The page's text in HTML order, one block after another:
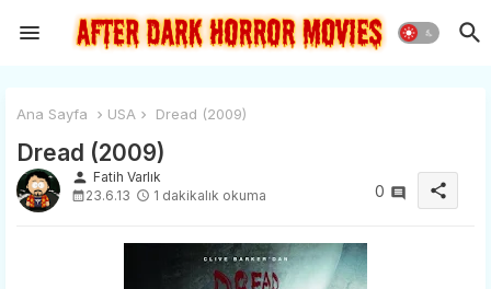
Ana Sayfa USA Dread (2009)
Dread (2009)
person Fatih Varlık
23.6.13
1 dakikalık okuma 0 share